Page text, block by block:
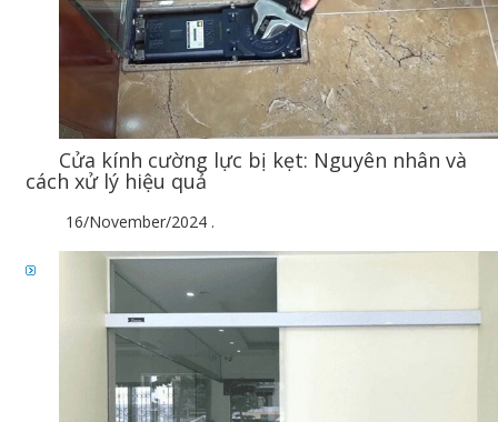
Cửa kính cường lực bị kẹt: Nguyên nhân và
cách xử lý hiệu quả
16/November/2024 .